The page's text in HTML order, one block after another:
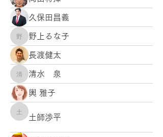
久保田昌義
野上るな子
野上るな子
長渡健太
清水 泉
清水 泉
輿 雅子
土師渉平
土師渉平